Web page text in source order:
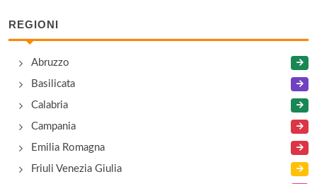
REGIONI
Abruzzo
Basilicata
Calabria
Campania
Emilia Romagna
Friuli Venezia Giulia